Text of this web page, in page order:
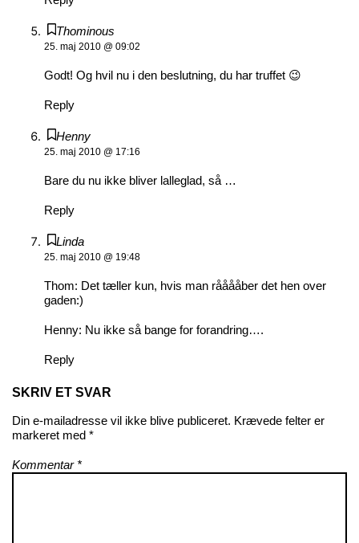
Thominous
25. maj 2010 @ 09:02
Godt! Og hvil nu i den beslutning, du har truffet 😉
Reply
Henny
25. maj 2010 @ 17:16
Bare du nu ikke bliver lalleglad, så …
Reply
Linda
25. maj 2010 @ 19:48
Thom: Det tæller kun, hvis man rååååber det hen over
gaden:)
Henny: Nu ikke så bange for forandring….
Reply
SKRIV ET SVAR
Din e-mailadresse vil ikke blive publiceret. Krævede felter er
markeret med *
Kommentar *